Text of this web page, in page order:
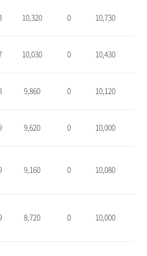
10,320 0 10,730
10,030 0 10,430
9,860 0 10,120
9,620 0 10,000
9,160 0 10,080
8,720 0 10,000